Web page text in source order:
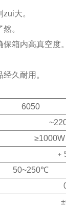
大。
。
箱内高真空度。
久耐用。
6050
≥1000W
50~250℃